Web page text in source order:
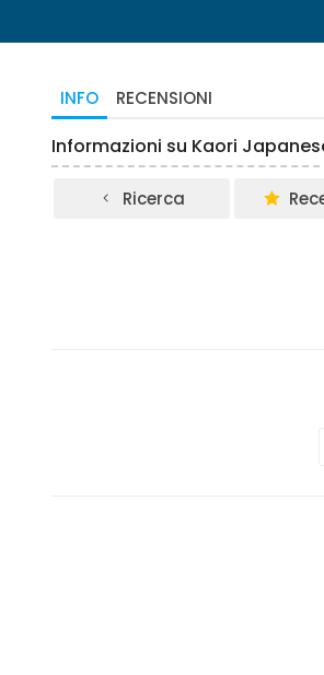
INFO RECENSIONI
Informazioni su Kaori
Ricerca